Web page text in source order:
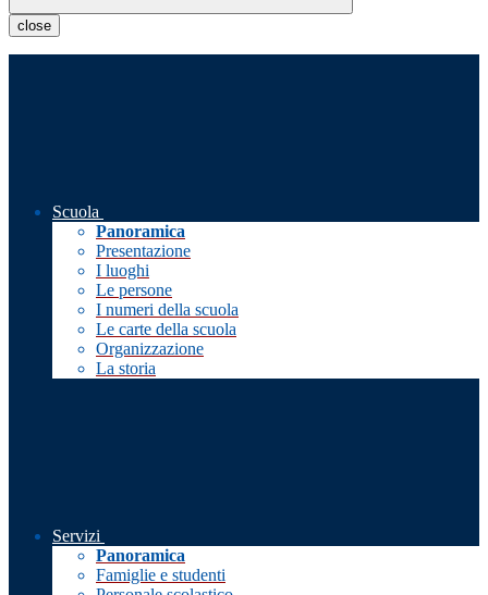
close
Scuola
Panoramica
Presentazione
I luoghi
Le persone
I numeri della scuola
Le carte della scuola
Organizzazione
La storia
Servizi
Panoramica
Famiglie e studenti